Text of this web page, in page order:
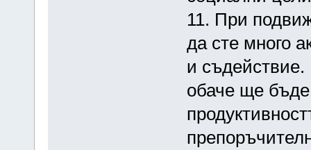
11. При
да сте много
и съдействие.
обаче ще